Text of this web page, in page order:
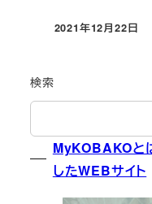
投稿日
2021年12月22日
検索
MyKOBAKOと
したWEBサイト